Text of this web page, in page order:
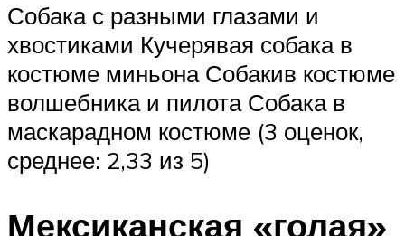
Собака с разными глазами и
хвостиками Кучерявая собака в
костюме миньона Собакив костюме
волшебника и пилота Собака в
маскарадном костюме (3 оценок,
среднее: 2,33 из 5)
Мексиканская «голая»